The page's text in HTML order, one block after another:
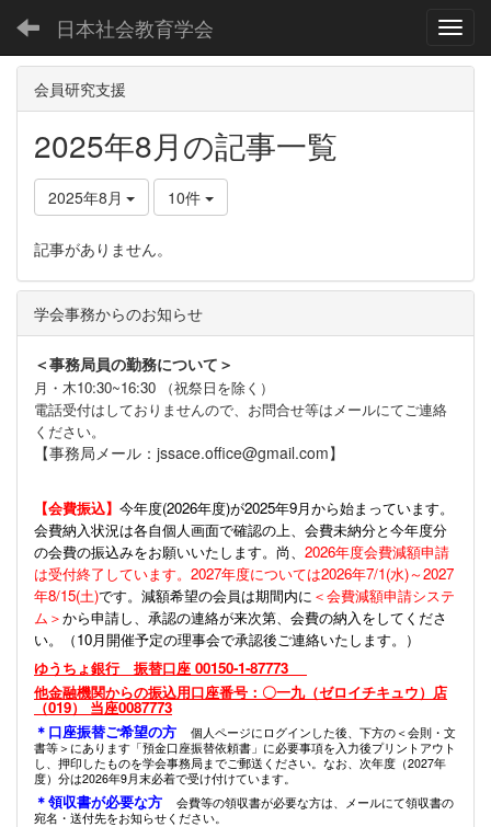
日本社会教育学会
会員研究支援
2025年8月の記事一覧
2025年8月 10件
記事がありません。
学会事務からのお知らせ
＜事務局員の勤務について＞
月・木10:30~16:30 （祝祭日を除く）
電話受付はしておりませんので、お問合せ等はメールにてご連絡
ください。
【事務局メール：jssace.office@gmail.com】
【会費振込】 今年度(2026年度)が2025年9月から始まっています。
会費納入状況は各自個人画面で確認の上、会費未納分と今年度分
の会費の振込みをお願いいたします。尚、 2026年度会費減額申請
は受付終了しています。2027年度については2026年7/1(水)～2027
年8/15(土)です。減額希望の会員は期間内に ＜会費減額申請システ
ム＞から申請し、承認の連絡が来次第、会費の納入をしてくださ
い。（10月開催予定の理事会で承認後ご連絡いたします。）
ゆうちょ銀行 振替口座 00150-1-87773
他金融機関からの振込用口座番号：〇一九（ゼロイチキュウ）店
（019） 当座0087773
＊口座振替ご希望の方
個人ページにログインした後、下方の＜会則・文
書等＞にあります「預金口座振替依頼書」に必要事項を入力後プリントアウト
し、押印したものを学会事務局までご郵送ください。なお、次年度（2027年
度）分は2026年9月末必着で受け付けています。
＊領収書が必要な方
会費等の領収書が必要な方は、メールにて領収書の
宛名・送付先をお知らせください。